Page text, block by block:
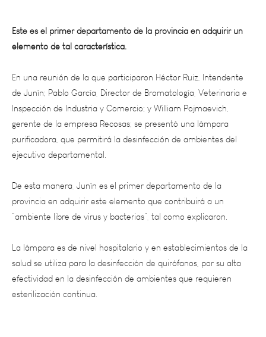
elemento de tal característica.
En una reunión de la que participaron Héctor Ruiz, Intendente
de Junín; Pablo García, Director de Bromatología, Veterinaria e
Inspección de Industria y Comercio; y William Pojmaevich,
gerente de la empresa Recosas; se presentó una lámpara
purificadora, que permitirá la desinfección de ambientes del
ejecutivo departamental.
De esta manera, Junín es el primer departamento de la
provincia en adquirir este elemento que contribuirá a un
“ambiente libre de virus y bacterias”, tal como explicaron.
La lámpara es de nivel hospitalario y en establecimientos de la
salud se utiliza para la desinfección de quirófanos, por su alta
efectividad en la desinfección de ambientes que requieren
esterilización continua.